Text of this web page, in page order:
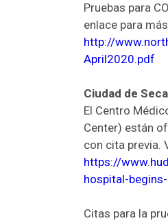
Pruebas para
enlace para
http://
April2020.pdf
Ciudad de
El Centro
Center) están
con cita previa.
https://
hospital-
Citas para la